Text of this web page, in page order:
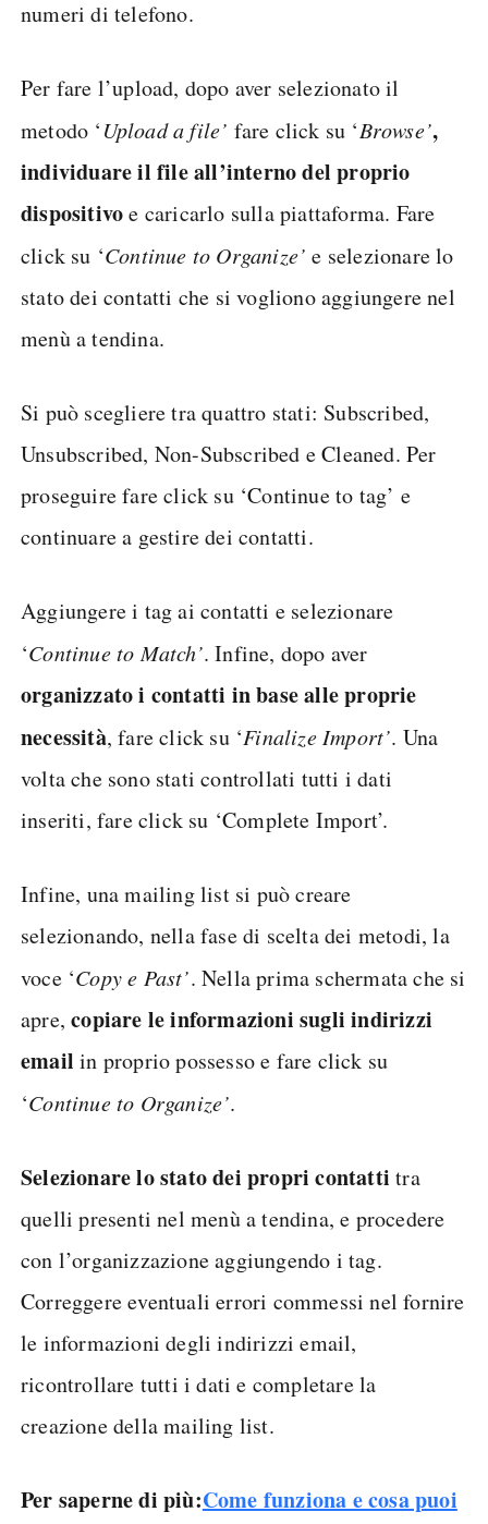
numeri di telefono.
Per fare l’upload, dopo aver selezionato il
metodo ‘Upload a file’ fare click su ‘Browse’,
individuare il file all’interno del proprio
dispositivoe caricarlo sulla piattaforma. Fare
click su ‘Continue to Organize’ e selezionare lo
stato dei contatti che si vogliono aggiungere nel
menù a tendina.
Si può scegliere tra quattro stati: Subscribed,
Unsubscribed, Non-Subscribed e Cleaned. Per
proseguire fare click su ‘Continue to tag’ e
continuare a gestire dei contatti.
Aggiungere i tag ai contatti e selezionare
‘Continue to Match’. Infine, dopo aver
organizzato i contatti in base alle proprie
necessità, fare click su ‘Finalize Import’. Una
volta che sono stati controllati tutti i dati
inseriti, fare click su ‘Complete Import’.
Infine, una mailing list si può creare
selezionando, nella fase di scelta dei metodi, la
voce ‘Copy e Past’. Nella prima schermata che si
apre,copiare le informazioni sugli indirizzi
email in proprio possesso e fare click su
‘Continue to Organize’.
Selezionare lo stato dei propri contatti tra
quelli presenti nel menù a tendina, e procedere
con l’organizzazione aggiungendo i tag.
Correggere eventuali errori commessi nel fornire
le informazioni degli indirizzi email,
ricontrollare tutti i dati e completare la
creazione della mailing list.
Per saperne di più:Come funziona e cosa puoi